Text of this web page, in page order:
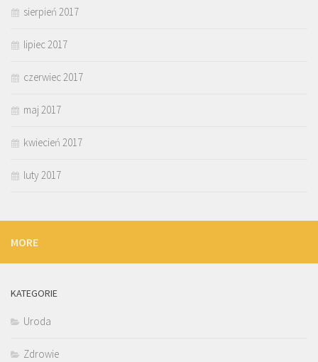
sierpień 2017
lipiec 2017
czerwiec 2017
maj 2017
kwiecień 2017
luty 2017
MORE
KATEGORIE
Uroda
Zdrowie